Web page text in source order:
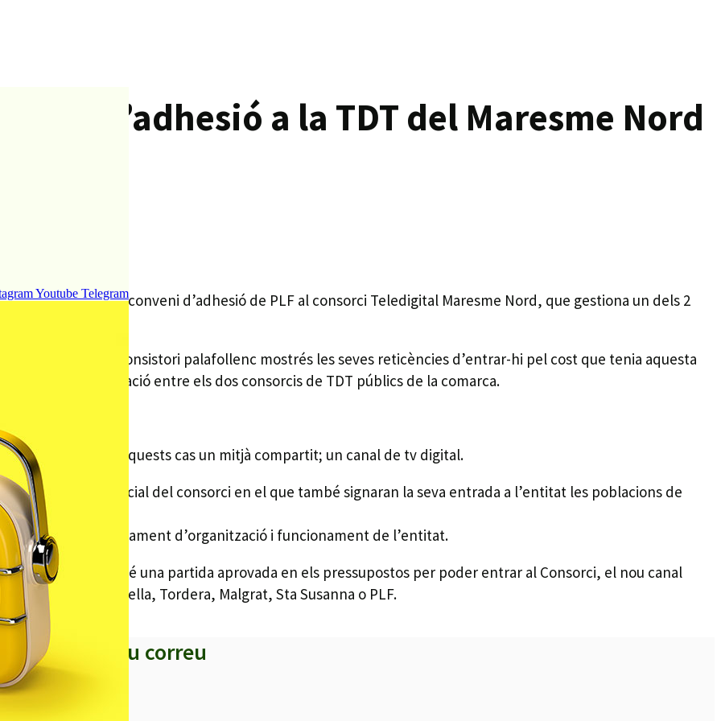
Youtube Telegram
d’adhesió a la TDT del Maresme Nord
es signarà el conveni d’adhesió de PLF al consorci Teledigital Maresme Nord, que gestiona un dels 2
mesos el consistori palafollenc mostrés les seves reticències d’entrar-hi pel cost que tenia aquesta
a la col·laboració entre els dos consorcis de TDT públics de la comarca.
any.
comunicació, en aquests cas un mitjà compartit; un canal de tv digital.
en un ple especial del consorci en el que també signaran la seva entrada a l’entitat les poblacions de
pel 2009 i del reglament d’organització i funcionament de l’entitat.
de Malgrat, que ja té una partida aprovada en els pressupostos per poder entrar al Consorci, el nou canal
com Pineda, Calella, Tordera, Malgrat, Sta Susanna o PLF.
titulars al teu correu